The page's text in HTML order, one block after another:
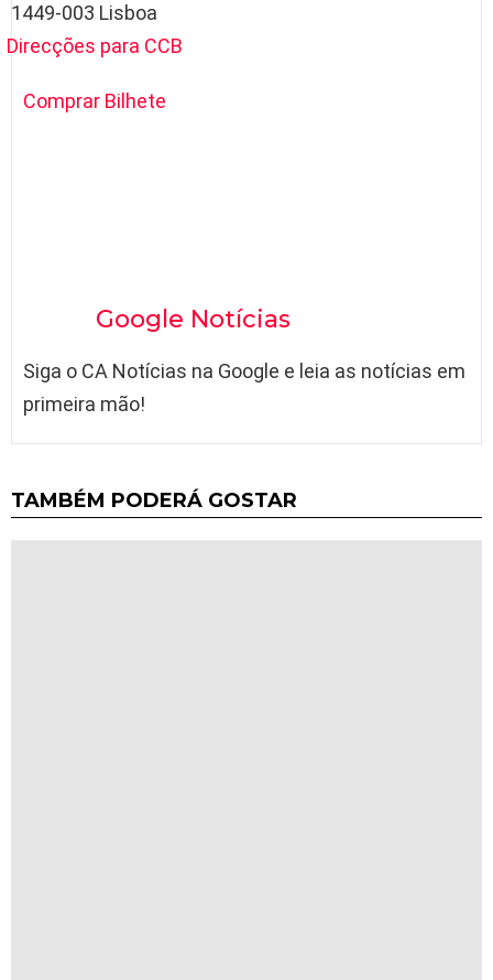
1449-003 Lisboa
Direcções para CCB
Comprar Bilhete
Google Notícias
Siga o CA Notícias na Google e leia as notícias em
primeira mão!
TAMBÉM PODERÁ GOSTAR